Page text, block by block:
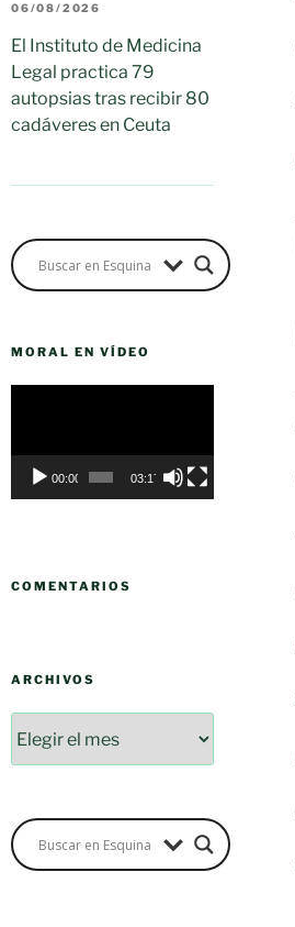
06/08/2026
El Instituto de Medicina
Legal practica 79
autopsias tras recibir 80
cadáveres en Ceuta
MORAL EN VÍDEO
00:00 03:17
COMENTARIOS
ARCHIVOS